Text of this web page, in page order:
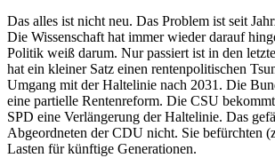
Das alles ist nicht neu. Das Problem ist seit
Die Wissenschaft hat immer wieder darauf
Politik weiß darum. Nur passiert ist in den
hat ein kleiner Satz einen rentenpolitischen
Umgang mit der Haltelinie nach 2031. Die
eine partielle Rentenreform. Die CSU
SPD eine Verlängerung der Haltelinie. Das
Abgeordneten der CDU nicht. Sie befürchten
Lasten für künftige Generationen.